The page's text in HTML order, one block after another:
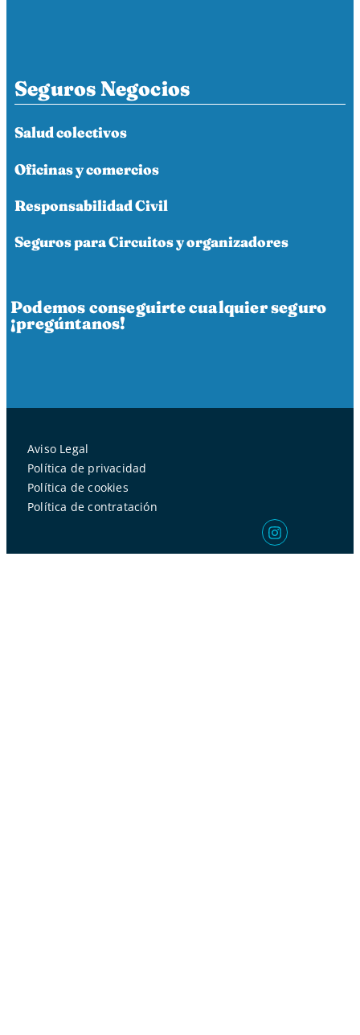
Seguros Negocios
Salud colectivos
Oficinas y comercios
Responsabilidad Civil
Seguros para Circuitos y organizadores
Podemos conseguirte cualquier seguro
¡pregúntanos!
Aviso Legal
Política de privacidad
Política de cookies
Política de contratación